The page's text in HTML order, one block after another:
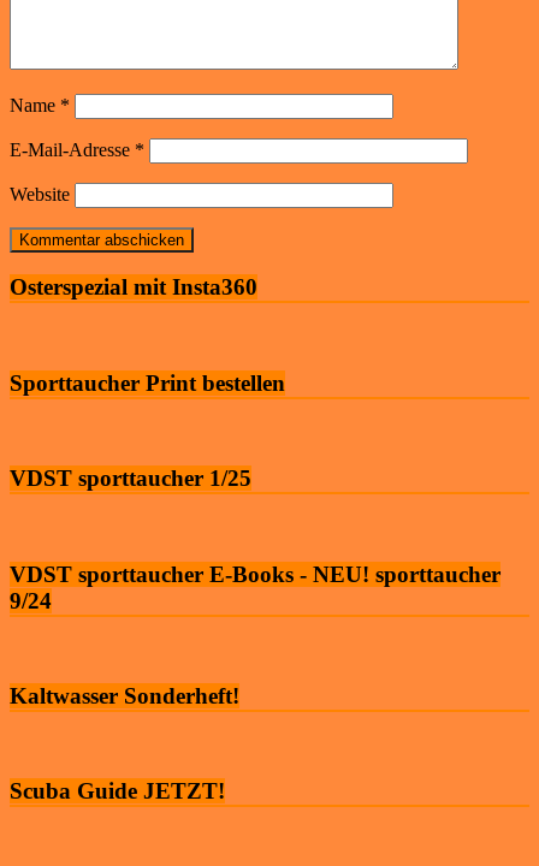
Name *
E-Mail-Adresse *
Website
Osterspezial mit Insta360
Sporttaucher Print bestellen
VDST sporttaucher 1/25
VDST sporttaucher E-Books - NEU! sporttaucher
9/24
Kaltwasser Sonderheft!
Scuba Guide JETZT!